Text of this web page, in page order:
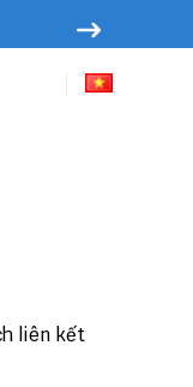
liên kết